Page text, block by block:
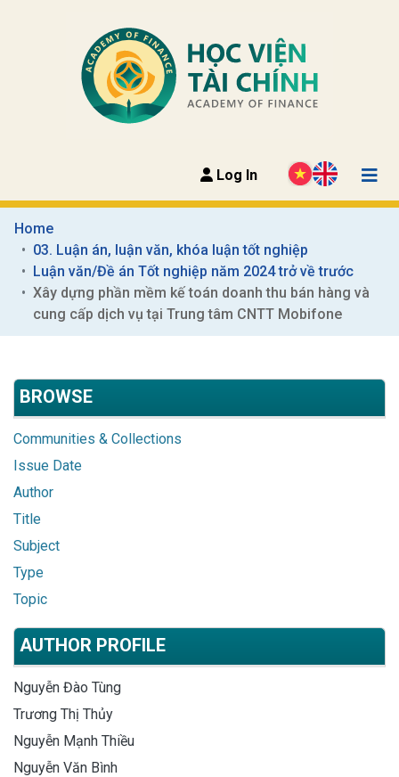
Log In
Home
03. Luận án, luận văn, khóa luận tốt nghiệp
Luận văn/Đề án Tốt nghiệp năm 2024 trở về trước
Xây dựng phần mềm kế toán doanh thu bán hàng và
cung cấp dịch vụ tại Trung tâm CNTT Mobifone
BROWSE
Communities & Collections
Issue Date
Author
Title
Subject
Type
Topic
AUTHOR PROFILE
Nguyễn Đào Tùng
Trương Thị Thủy
Nguyễn Mạnh Thiều
Nguyễn Văn Bình